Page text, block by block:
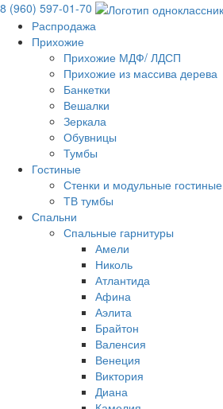
8 (960) 597-01-70
Распродажа
Прихожие
Прихожие МДФ/ ЛДСП
Прихожие из массива дерева
Банкетки
Вешалки
Зеркала
Обувницы
Тумбы
Гостиные
Стенки и модульные гостиные
ТВ тумбы
Спальни
Спальные гарнитуры
Амели
Николь
Атлантида
Афина
Аэлита
Брайтон
Валенсия
Венеция
Виктория
Диана